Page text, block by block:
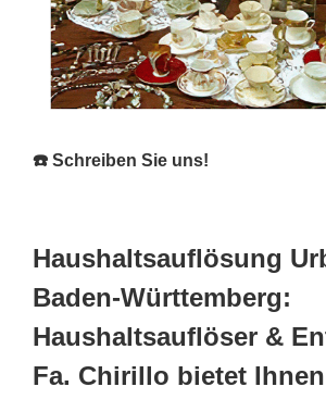
☎️ Schreiben Sie uns!
Haushaltsauflösung
Baden-Württemberg:
Haushaltsauflöser &
Fa. Chirillo bietet Ihnen